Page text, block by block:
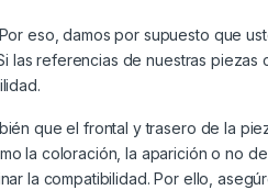
eso, damos por supuesto que
las referencias de nuestras
que el frontal y trasero de la
la coloración, la aparición o no
la compatibilidad. Por ello,